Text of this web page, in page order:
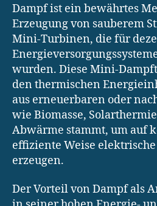
Dampf ist ein bewährtes
Erzeugung von sauberem
Mini-Turbinen, die für
wurden. Diese Mini-
den thermischen
aus erneuerbaren oder
wie Biomasse,
Abwärme stammt, um auf
effiziente Weise
erzeugen.
Der Vorteil von Dampf als